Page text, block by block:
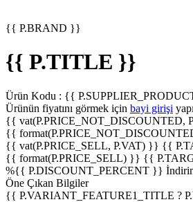
{{ P.BRAND }}
{{ P.TITLE }}
Ürün Kodu : {{
Ürünün fiyatını görmek için bayi girişi
{{ vat(P.PRICE_NOT_DISCOUNTED,
{{
{{ vat(P.PRICE_SELL, P.VAT) }} {{
{{ format(P.PRICE_SELL) }} {{
%{{ P.DISCOUNT_PERCENT }}
Öne Çıkan Bilgiler
{{ P.VARIANT_FEATURE1_TITLE ?